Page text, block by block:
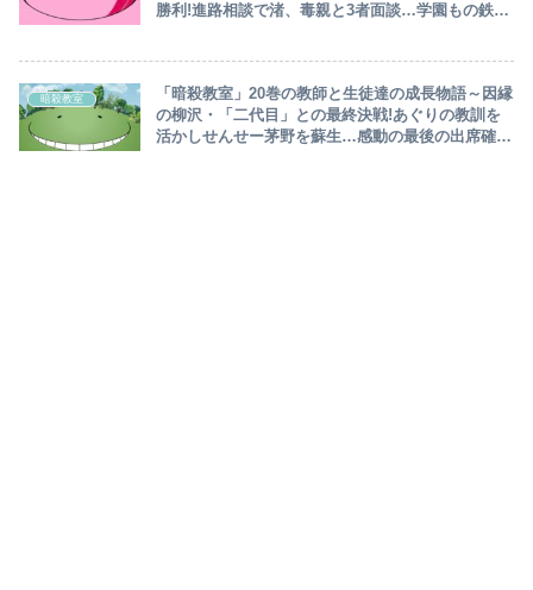
勝利!進路相談で渚、毒親と3者面談…学園もの鉄板
暗殺教室
「暗殺教室」20巻の教師と生徒達の成長物語～因縁
の柳沢・「二代目」との最終決戦!あぐりの教訓を
活かしせんせー茅野を蘇生…感動の最後の出席確認